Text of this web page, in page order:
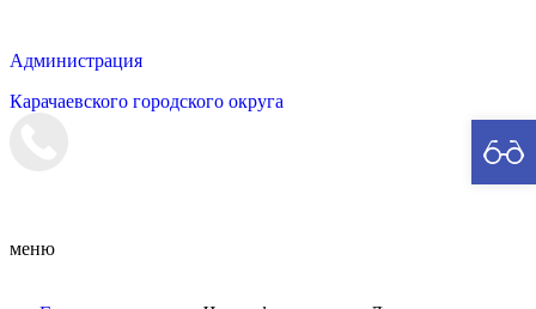
Администрация
Карачаевского городского округа
меню